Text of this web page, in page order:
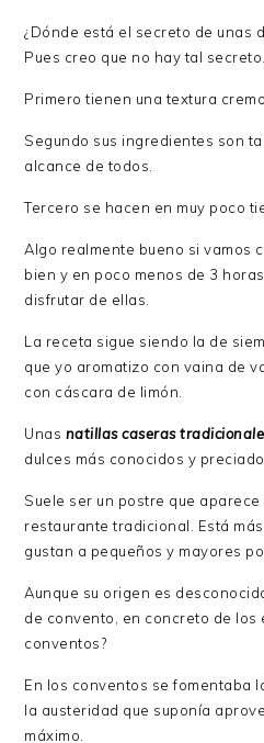
¿Dónde está el secreto de unas
Pues creo que no hay tal secreto.
Primero tienen una textura
Segundo sus ingredientes son
alcance de todos.
Tercero se hacen en muy poco
Algo realmente bueno si vamos
bien y en poco menos de 3
disfrutar de ellas.
La receta sigue siendo la de
que yo aromatizo con vaina de
con cáscara de limón.
Unas natillas caseras
dulces más conocidos y
Suele ser un postre que
restaurante tradicional. Está
gustan a pequeños y mayores
Aunque su origen es
de convento, en concreto de los
conventos?
En los conventos se fomentaba
la austeridad que suponía
máximo.